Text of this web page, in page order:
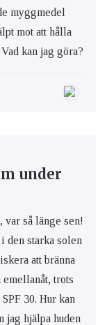
myggmedel
mot att hålla
kan jag göra?
under
var så länge sen!
den starka solen
att bränna
trots
30. Hur kan
jag hjälpa huden